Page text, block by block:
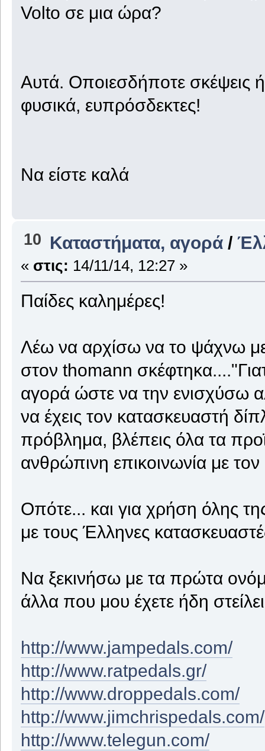
Volto σε μια ώρα?
Αυτά. Οποιεσδήποτε σκέψεις
φυσικά, ευπρόσδεκτες!
Να είστε καλά
10 Καταστήματα, αγορά /
« στις: 14/11/14, 12:27 »
Παίδες καλημέρες!
Λέω να αρχίσω να το ψάχνω με
στον thomann
αγορά ώστε να την ενισχύσω
να έχεις τον κατασκευαστή
πρόβλημα, βλέπεις όλα τα
ανθρώπινη επικοινωνία με
Οπότε... και για χρήση όλης
με τους Έλληνες
Να ξεκινήσω με τα πρώτα
άλλα που μου έχετε ήδη
http://www.jampedals.com/
http://www.ratpedals.gr/
http://www.droppedals.com/
http://www.jimchrispedals.com/
http://www.telegun.com/